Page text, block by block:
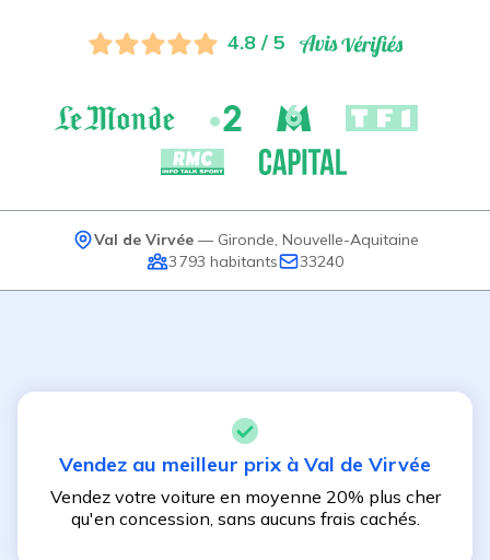
4.8 / 5
Val de Virvée— Gironde Nouvelle-Aquitaine
3 793 habitants 33240
Vendez au meilleur prix à Val de Virvée
Vendez votre voiture en moyenne 20% plus cher
qu'en concession, sans aucuns frais cachés.